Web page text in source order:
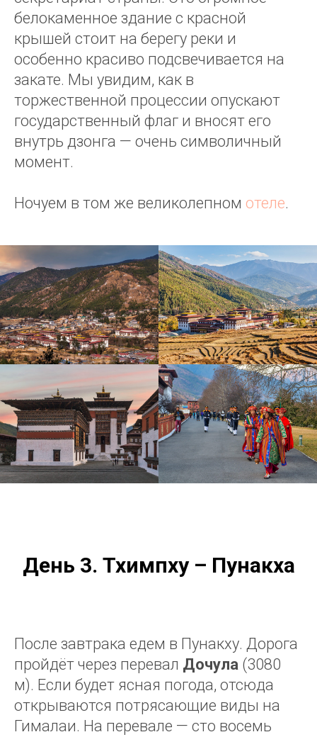
белокаменное здание с красной
крышей стоит на берегу реки и
особенно красиво подсвечивается на
закате. Мы увидим, как в
торжественной процессии опускают
государственный флаг и вносят его
внутрь дзонга — очень символичный
момент.
Ночуем в том же великолепном отеле.
День 3. Тхимпху – Пунакха
После завтрака едем в Пунакху. Дорога
пройдёт через перевал Дочула (3080
м). Если будет ясная погода, отсюда
открываются потрясающие виды на
Гималаи. На перевале — сто восемь